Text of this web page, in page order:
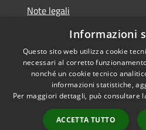
Note legali
Dichiarazione di accessibilità
Accessibilità
Informazioni
Questo sito web utilizza cookie
necessari al corretto
nonché un cookie tecnico
informazioni statistiche,
Per maggiori dettagli, può consultare
ACCETTA TUTTO